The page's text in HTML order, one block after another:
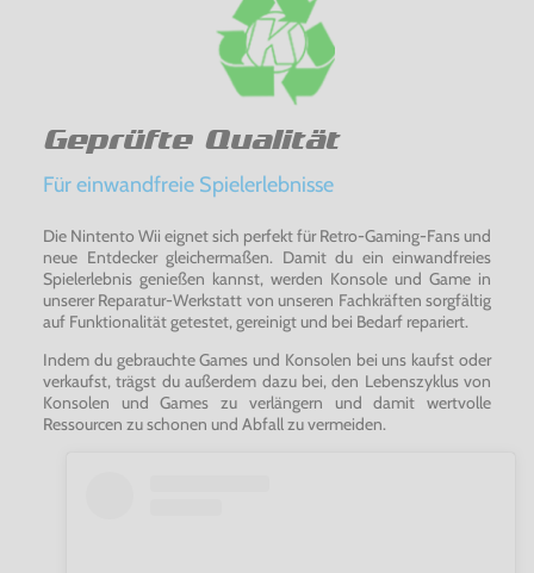
Geprüfte Qualität
Für einwandfreie Spielerlebnisse
Die Nintento Wii eignet sich perfekt für Retro-Gaming-Fans und
neue Entdecker gleichermaßen. Damit du ein einwandfreies
Spielerlebnis genießen kannst, werden Konsole und Game in
unserer Reparatur-Werkstatt von unseren Fachkräften sorgfältig
auf Funktionalität getestet, gereinigt und bei Bedarf repariert.
Indem du gebrauchte Games und Konsolen bei uns kaufst oder
verkaufst, trägst du außerdem dazu bei, den Lebenszyklus von
Konsolen und Games zu verlängern und damit wertvolle
Ressourcen zu schonen und Abfall zu vermeiden.